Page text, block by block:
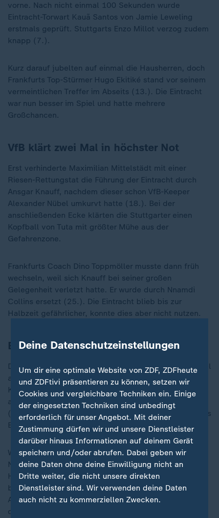
vorne. Nach nicht einmal 100 Sekunden wurde
Eintracht-Torwart Kauã Santos von Jamie Leweling
erstmals geprüft. Stuttgarts Enzo Millot verzog zudem
knapp (7.).
Kurz darauf jubelten auf einmal die Hausherren, doch
Frankfurts Top-Stürmer Hugo Ekitiké stand vor seinem
vermeintlichen Treffer im Abseits (13.). Die Eintracht
war nun besser im Spiel und hatte mehrere
Großchancen.
VfB klärt zwei Mal in höchster Not
Erst verhinderte Maximilian Mittelstädt mit einer
Riesen-Rettungstat die Führung der Eintracht durch
Ansgar Knauff, nachdem dieser schon VfB-Keeper
Alexander Nübel umkurvt hatte (18.). Bei der
anschließenden Ecke klärten die Stuttgarter einen
Kopfball von Tuta mit größter Mühe aus der
Gefahrenzone.
Frankfurts Coach Dino Toppmöller musste dann früh
wechseln, weil sich Knauff bei seiner großen
Gelegenheit verletzt hatte. Er wurde durch Nnamdi
Collins ersetzt (25.). Die Eintracht blieb bis zur
Halbzeit gefährlicher, konnte dies aber nicht nutzen.
Eintracht nutzt Chancen nicht
Die Frankfurter drängten auch nach dem Seitenwechsel
auf die Führung. Nach einem misslungenen
Klärungsversuch von Nübel schoss Collins den Ball
aus der Distanz über das vom Keeper verlassene Tor
(50.). In der 56. Minute kam auch noch Pech hinzu, als
Ekitiké den Pfosten traf.
Wenige Augenblicke später sah Al-Dakhil nach einer
Notbremse an Ekitiké Rot. Doch die Überzahl der
Hessen machte sich auf dem Platz zunächst nicht
bemerkbar. Etwas aus dem Nichts sorgte Götze per
Abstauber für die Führung. Zuvor hatte Hugo Larsson
den Pfosten getroffen.
Deine Datenschutzeinstellungen
Um dir eine optimale Website von ZDF, ZDFheute
und ZDFtivi präsentieren zu können, setzen wir
Cookies und vergleichbare Techniken ein. Einige
der eingesetzten Techniken sind unbedingt
erforderlich für unser Angebot. Mit deiner
Zustimmung dürfen wir und unsere Dienstleister
darüber hinaus Informationen auf deinem Gerät
speichern und/oder abrufen. Dabei geben wir
deine Daten ohne deine Einwilligung nicht an
Dritte weiter, die nicht unsere direkten
Dienstleister sind. Wir verwenden deine Daten
auch nicht zu kommerziellen Zwecken.